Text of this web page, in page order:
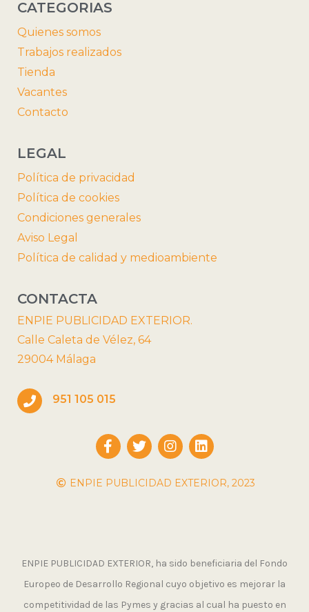
CATEGORIAS
Quienes somos
Trabajos realizados
Tienda
Vacantes
Contacto
LEGAL
Política de privacidad
Política de cookies
Condiciones generales
Aviso Legal
Política de calidad y medioambiente
CONTACTA
ENPIE PUBLICIDAD EXTERIOR.
Calle Caleta de Vélez, 64
29004 Málaga
951 105 015
ENPIE PUBLICIDAD EXTERIOR, 2023
ENPIE PUBLICIDAD EXTERIOR, ha sido beneficiaria del Fondo
Europeo de Desarrollo Regional cuyo objetivo es mejorar la
competitividad de las Pymes y gracias al cual ha puesto en